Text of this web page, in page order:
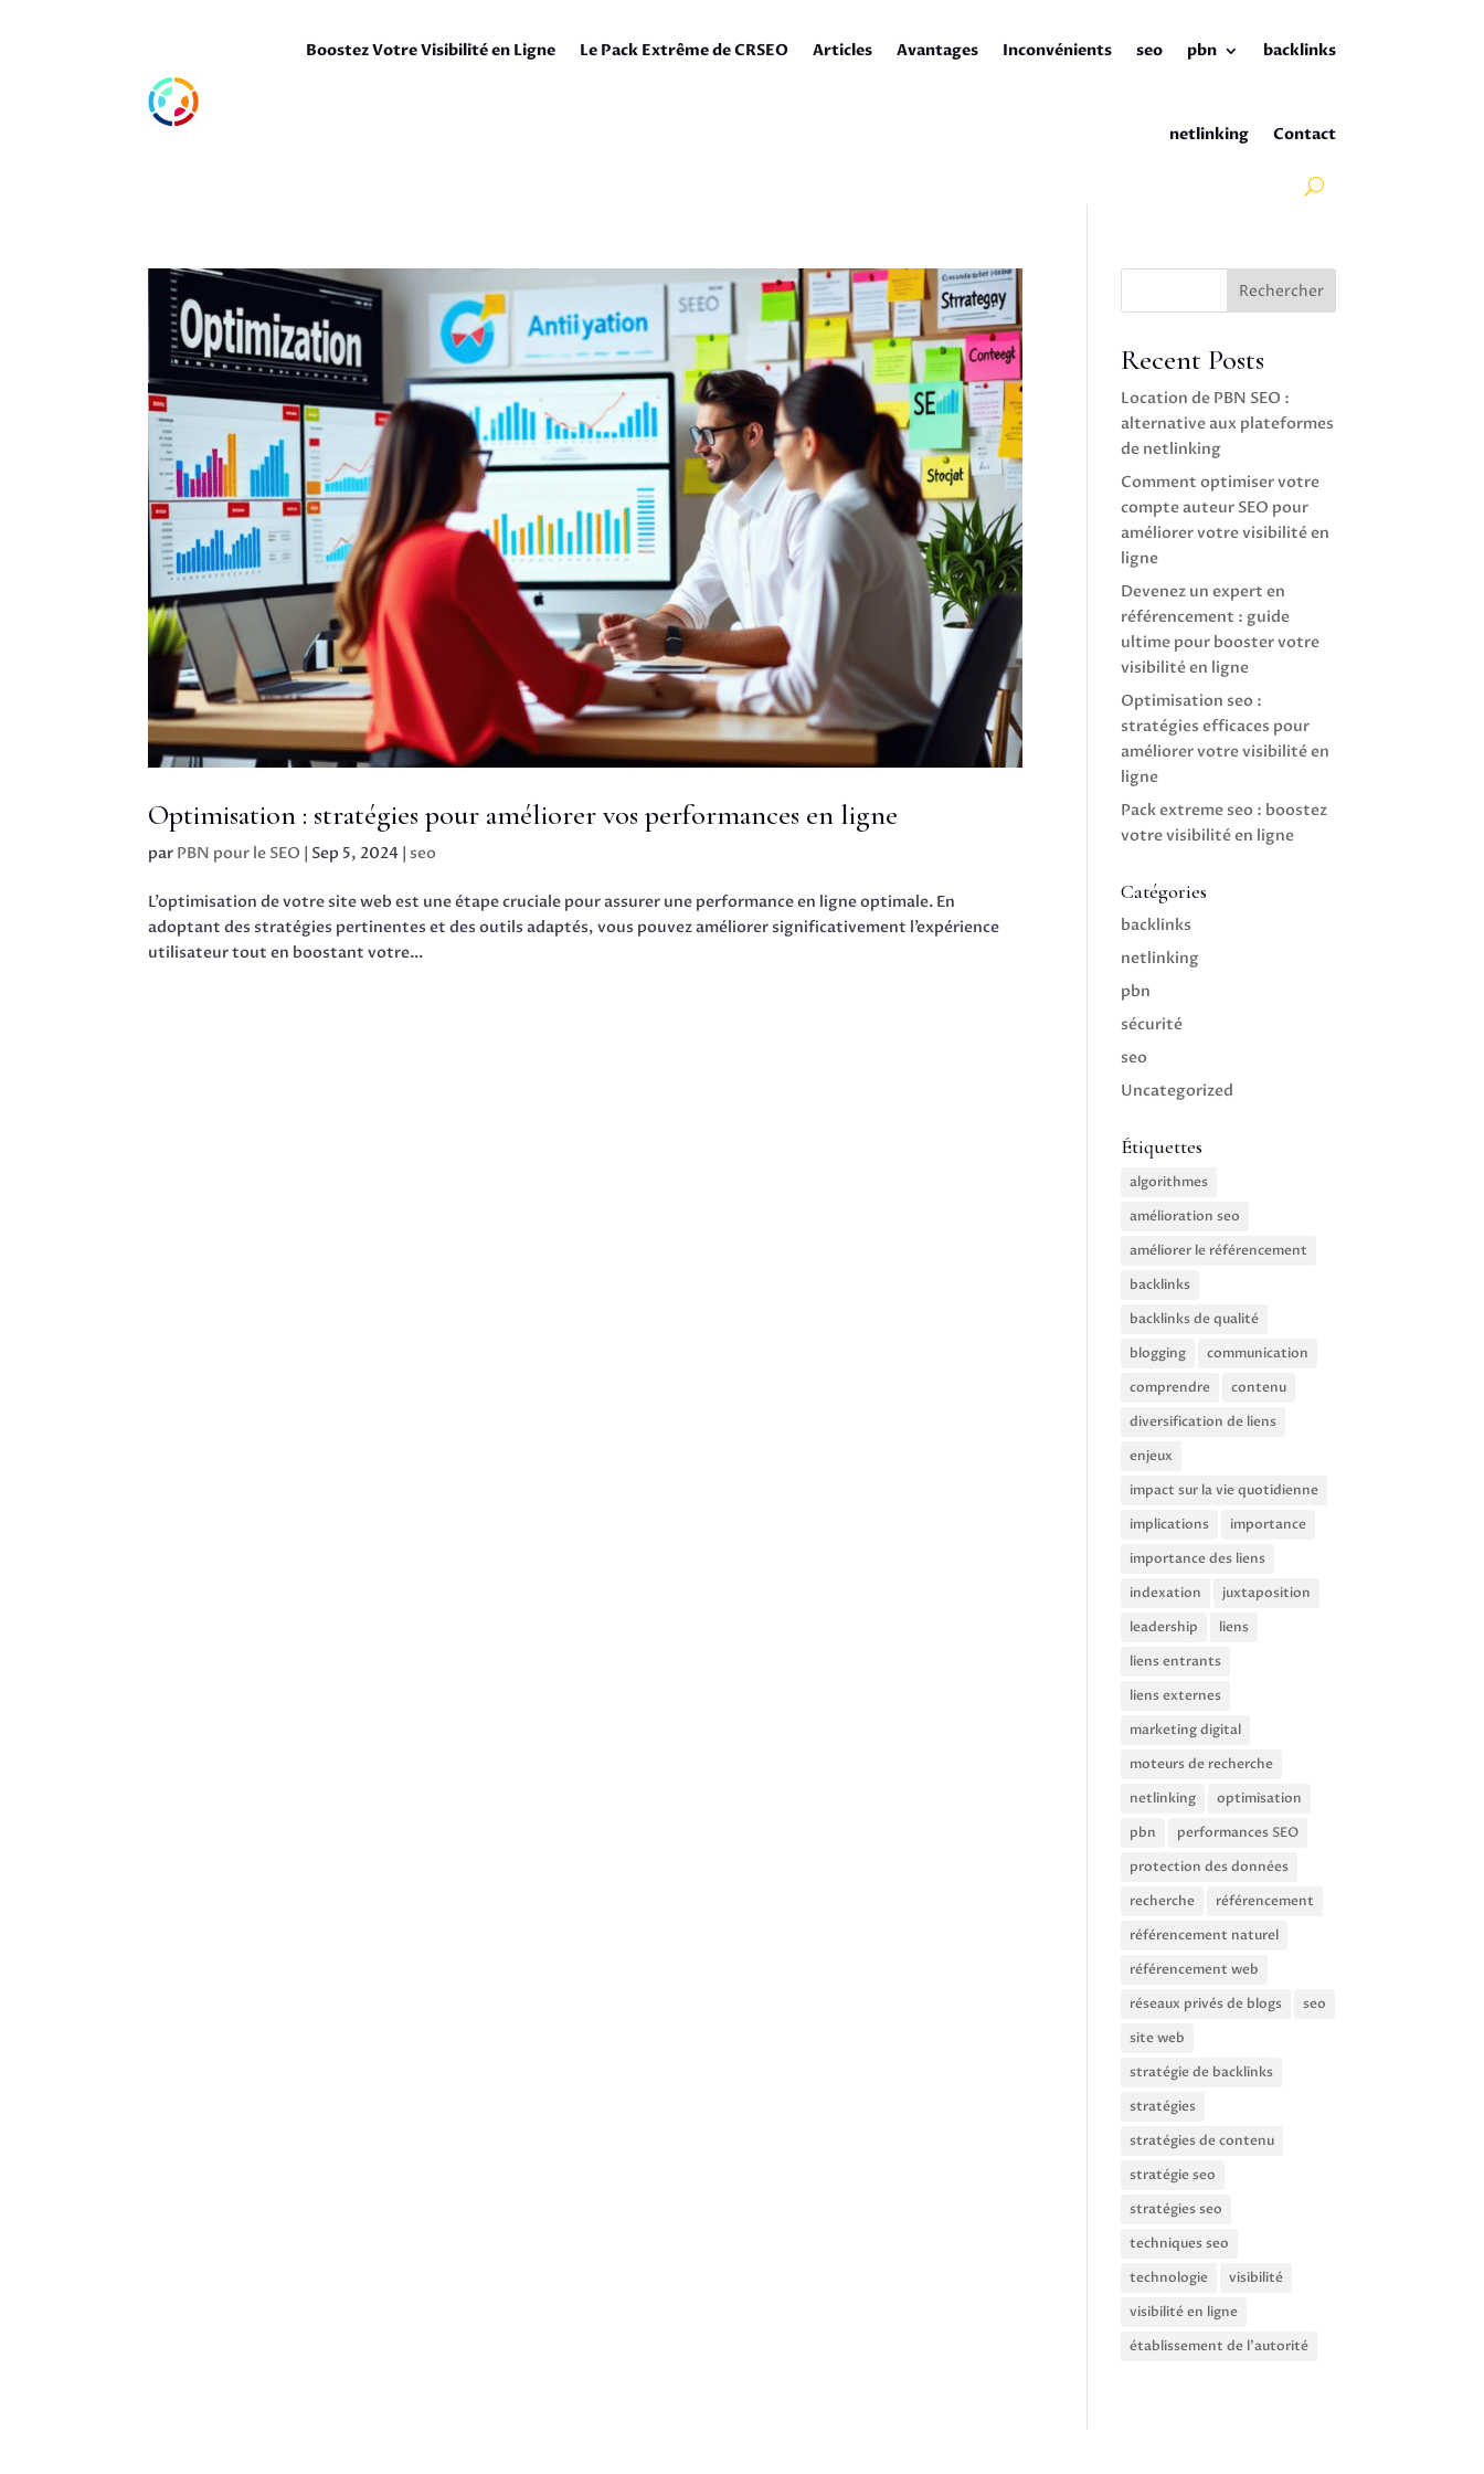
Boostez Votre Visibilité en Ligne Le Pack Extrême de CRSEO Articles Avantages Inconvénients seo pbn backlinks
netlinking Contact
Optimisation : stratégies pour améliorer vos performances en ligne
par PBN pour le SEO Sep 5, 2024 |seo
L’optimisation de votre site web est une étape cruciale pour assurer une performance en ligne optimale. En
adoptant des stratégies pertinentes et des outils adaptés, vous pouvez améliorer significativement l’expérience
utilisateur tout en boostant votre...
Rechercher
Recent Posts
Location de PBN SEO :
alternative aux plateformes
de netlinking
Comment optimiser votre
compte auteur SEO pour
améliorer votre visibilité en
ligne
Devenez un expert en
référencement : guide
ultime pour booster votre
visibilité en ligne
Optimisation seo :
stratégies efficaces pour
améliorer votre visibilité en
ligne
Pack extreme seo : boostez
votre visibilité en ligne
Catégories
backlinks
netlinking
pbn
sécurité
seo
Uncategorized
Étiquettes
algorithmes
amélioration seo
améliorer le référencement
backlinks
backlinks de qualité
blogging
communication
comprendre
contenu
diversification de liens
enjeux
impact sur la vie quotidienne
implications
importance
importance des liens
indexation
juxtaposition
leadership
liens
liens entrants
liens externes
marketing digital
moteurs de recherche
netlinking
optimisation
pbn
performances SEO
protection des données
recherche
référencement
référencement naturel
référencement web
réseaux privés de blogs
seo
site web
stratégie de backlinks
stratégies
stratégies de contenu
stratégie seo
stratégies seo
techniques seo
technologie
visibilité
visibilité en ligne
établissement de l'autorité